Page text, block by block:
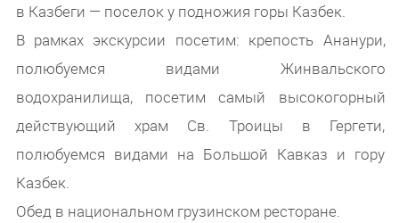
в Казбеги — поселок у подножия горы Казбек.
В рамках экскурсии посетим: крепость Ананури,
полюбуемся видами Жинвальского
водохранилища, посетим самый высокогорный
действующий храм Св. Троицы в Гергети,
полюбуемся видами на Большой Кавказ и гору
Казбек.
Обед в национальном грузинском ресторане.